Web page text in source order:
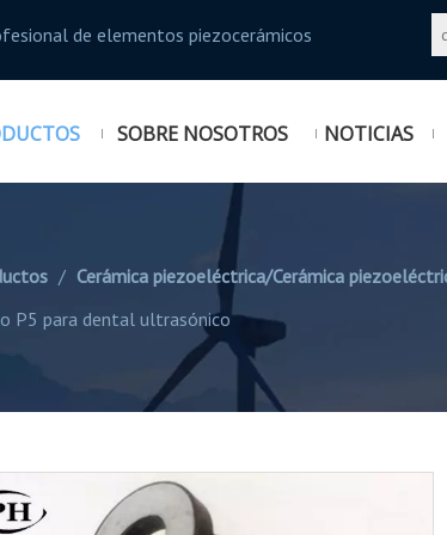
de elementos piezocerámicos
SOBRE NOSOTROS NOTICIAS
/ Cerámica piezoeléctrica/Cerámica
P5 para dental ultrasónico